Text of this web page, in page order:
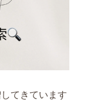
てきています